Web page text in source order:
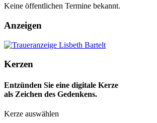
Keine öffentlichen Termine bekannt.
Anzeigen
Kerzen
Entzünden Sie eine digitale Kerze
als Zeichen des Gedenkens.
Kerze auswählen